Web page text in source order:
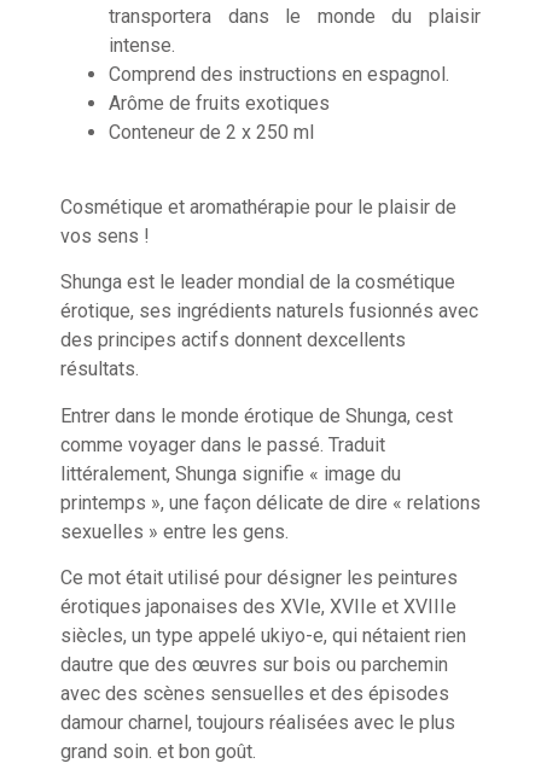
transportera dans le monde du plaisir
intense.
Comprend des instructions en espagnol.
Arôme de fruits exotiques
Conteneur de 2 x 250 ml
Cosmétique et aromathérapie pour le plaisir de
vos sens !
Shunga est le leader mondial de la cosmétique
érotique, ses ingrédients naturels fusionnés avec
des principes actifs donnent dexcellents
résultats.
Entrer dans le monde érotique de Shunga, cest
comme voyager dans le passé. Traduit
littéralement, Shunga signifie « image du
printemps », une façon délicate de dire « relations
sexuelles » entre les gens.
Ce mot était utilisé pour désigner les peintures
érotiques japonaises des XVIe, XVIIe et XVIIIe
siècles, un type appelé ukiyo-e, qui nétaient rien
dautre que des œuvres sur bois ou parchemin
avec des scènes sensuelles et des épisodes
damour charnel, toujours réalisées avec le plus
grand soin. et bon goût.